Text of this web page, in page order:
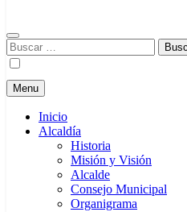
Buscar:
Menu
Inicio
Alcaldía
Historia
Misión y Visión
Alcalde
Consejo Municipal
Organigrama